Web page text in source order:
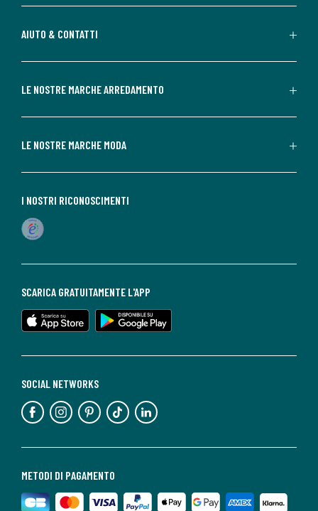
AIUTO & CONTATTI
LE NOSTRE MARCHE ARREDAMENTO
LE NOSTRE MARCHE MODA
METODI DI PAGAMENTO
SOCIAL NETWORKS
SCARICA GRATUITAMENTE L'APP
I NOSTRI RICONOSCIMENTI